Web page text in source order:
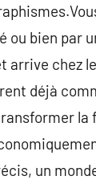
bien par
arrive chez
déjà
la
un